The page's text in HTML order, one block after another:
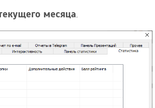
месяца.